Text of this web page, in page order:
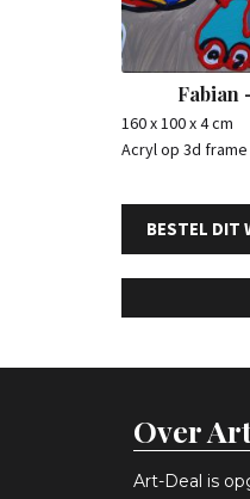
Fabian
160 x 100 x 4 cm
Acryl op 3d frame
BESTEL DIT
Over
Art-Deal is